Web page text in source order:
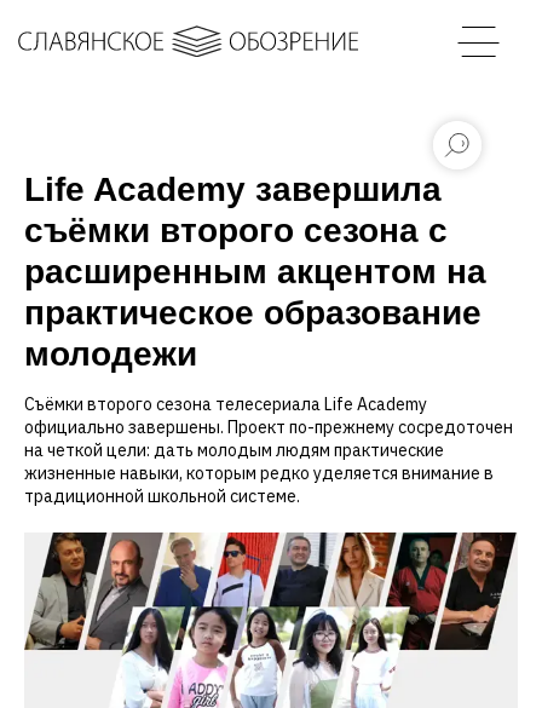
Life Academy завершила
съёмки второго сезона с
расширенным акцентом на
практическое образование
молодежи
Съёмки второго сезона телесериала Life Academy
официально завершены. Проект по-прежнему сосредоточен
на четкой цели: дать молодым людям практические
жизненные навыки, которым редко уделяется внимание в
традиционной школьной системе.